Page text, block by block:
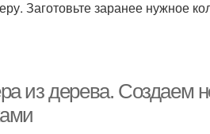
Заготовьте заранее нужное
из дерева. Создаем